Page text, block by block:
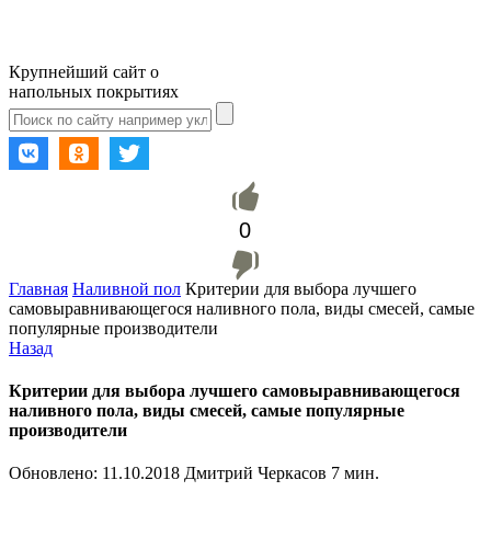
Крупнейший сайт о
напольных покрытиях
0
Главная Наливной пол Критерии для выбора лучшего
самовыравнивающегося наливного пола, виды смесей, самые
популярные производители
Назад
Критерии для выбора лучшего самовыравнивающегося
наливного пола, виды смесей, самые популярные
производители
Обновлено: 11.10.2018 Дмитрий Черкасов 7 мин.